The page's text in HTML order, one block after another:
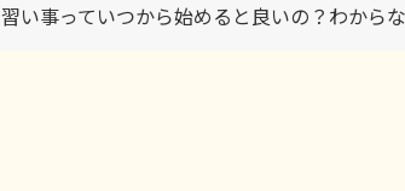
習い事っていつから始めると良いの？わから